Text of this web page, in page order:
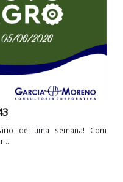
de uma semana!
...